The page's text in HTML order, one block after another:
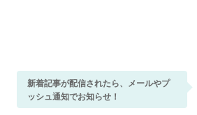
新着記事が配信されたら、メールやプ
ッシュ通知でお知らせ！